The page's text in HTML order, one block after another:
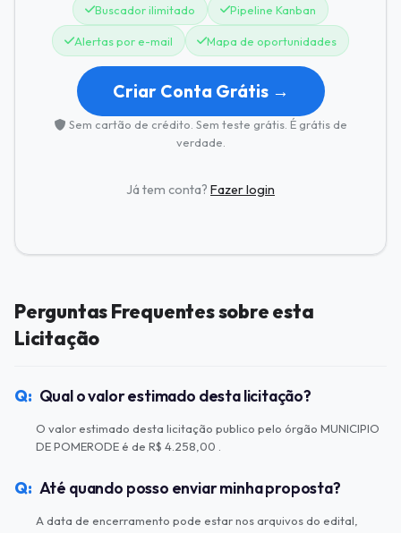
Buscador ilimitado Pipeline Kanban
Alertas por e-mail Mapa de oportunidades
Criar Conta Grátis →
Sem cartão de crédito. Sem teste grátis. É grátis de
verdade.
Já tem conta? Fazer login
Perguntas Frequentes sobre esta
Licitação
Qual o valor estimado desta licitação?
O valor estimado desta licitação publico pelo órgão MUNICIPIO
DE POMERODE é de R$ 4.258,00 .
Até quando posso enviar minha proposta?
A data de encerramento pode estar nos arquivos do edital,